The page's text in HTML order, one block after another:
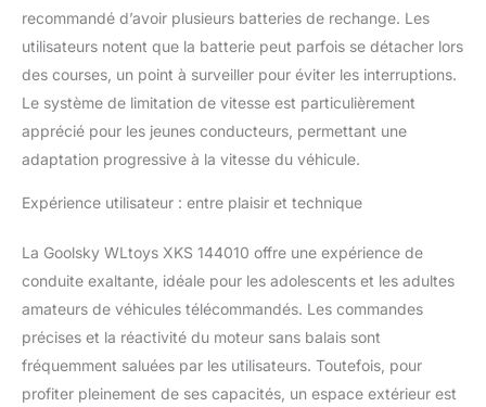
recommandé d’avoir plusieurs batteries de rechange. Les
utilisateurs notent que la batterie peut parfois se détacher lors
des courses, un point à surveiller pour éviter les interruptions.
Le système de limitation de vitesse est particulièrement
apprécié pour les jeunes conducteurs, permettant une
adaptation progressive à la vitesse du véhicule.
Expérience utilisateur : entre plaisir et technique
La Goolsky WLtoys XKS 144010 offre une expérience de
conduite exaltante, idéale pour les adolescents et les adultes
amateurs de véhicules télécommandés. Les commandes
précises et la réactivité du moteur sans balais sont
fréquemment saluées par les utilisateurs. Toutefois, pour
profiter pleinement de ses capacités, un espace extérieur est